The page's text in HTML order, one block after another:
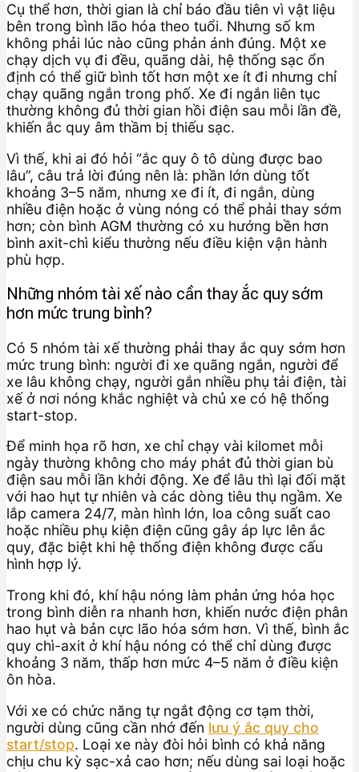
Cụ thể hơn, thời gian là chỉ báo đầu tiên vì vật liệu
bên trong bình lão hóa theo tuổi. Nhưng số km
không phải lúc nào cũng phản ánh đúng. Một xe
chạy dịch vụ đi đều, quãng dài, hệ thống sạc ổn
định có thể giữ bình tốt hơn một xe ít đi nhưng chỉ
chạy quãng ngắn trong phố. Xe đi ngắn liên tục
thường không đủ thời gian hồi điện sau mỗi lần đề,
khiến ắc quy âm thầm bị thiếu sạc.
Vì thế, khi ai đó hỏi “ắc quy ô tô dùng được bao
lâu”, câu trả lời đúng nên là: phần lớn dùng tốt
khoảng 3–5 năm, nhưng xe đi ít, đi ngắn, dùng
nhiều điện hoặc ở vùng nóng có thể phải thay sớm
hơn; còn bình AGM thường có xu hướng bền hơn
bình axit-chì kiểu thường nếu điều kiện vận hành
phù hợp.
Những nhóm tài xế nào cần thay ắc quy sớm
hơn mức trung bình?
Có 5 nhóm tài xế thường phải thay ắc quy sớm hơn
mức trung bình: người đi xe quãng ngắn, người để
xe lâu không chạy, người gắn nhiều phụ tải điện, tài
xế ở nơi nóng khắc nghiệt và chủ xe có hệ thống
start-stop.
Để minh họa rõ hơn, xe chỉ chạy vài kilomet mỗi
ngày thường không cho máy phát đủ thời gian bù
điện sau mỗi lần khởi động. Xe để lâu thì lại đối mặt
với hao hụt tự nhiên và các dòng tiêu thụ ngầm. Xe
lắp camera 24/7, màn hình lớn, loa công suất cao
hoặc nhiều phụ kiện điện cũng gây áp lực lên ắc
quy, đặc biệt khi hệ thống điện không được cấu
hình hợp lý.
Trong khi đó, khí hậu nóng làm phản ứng hóa học
trong bình diễn ra nhanh hơn, khiến nước điện phân
hao hụt và bản cực lão hóa sớm hơn. Vì thế, bình ắc
quy chì-axit ở khí hậu nóng có thể chỉ dùng được
khoảng 3 năm, thấp hơn mức 4–5 năm ở điều kiện
ôn hòa.
Với xe có chức năng tự ngắt động cơ tạm thời,
người dùng cũng cần nhớ đến lưu ý ắc quy cho
start/stop. Loại xe này đòi hỏi bình có khả năng
chịu chu kỳ sạc-xả cao hơn; nếu dùng sai loại hoặc